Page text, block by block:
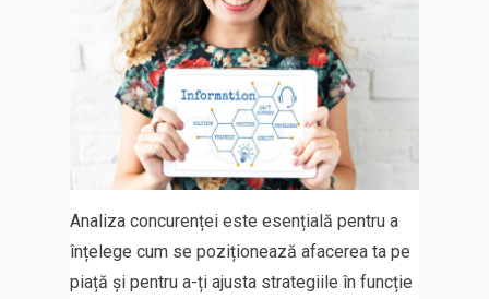
Analiza concurenței este esențială pentru a
înțelege cum se poziționează afacerea ta pe
piață și pentru a-ți ajusta strategiile în funcție